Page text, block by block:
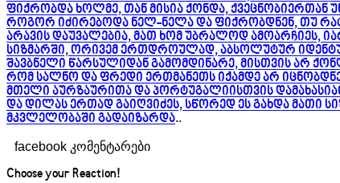
ფიქრობდა ხოლმე, თან მისია ქონდა, ქვეცნობიერთან
როგორ იძირებოდა ნელ-ნელა და ფიქრობდნენ, თუ
არავის დაუვალებია, მათ ხომ უბრალოდ ამოარჩიეს,
სიზმარში, ორივემ ერთდროულად, აბსოლუტურ
შავბნელი წარსულიდან გამომდინარე, მისთვის არ
რომ სალნო და ფრედი ერთმანეთს იქამდე არ
მთელი აურზაურითა და პორტუგალიისთვის
და დილას ერთად გაიღვიძეს, სწორედ ეს გახდა მათი
მკვლელობაში გადაიზარდა..
facebook კომენტარები
Choose yourReaction!